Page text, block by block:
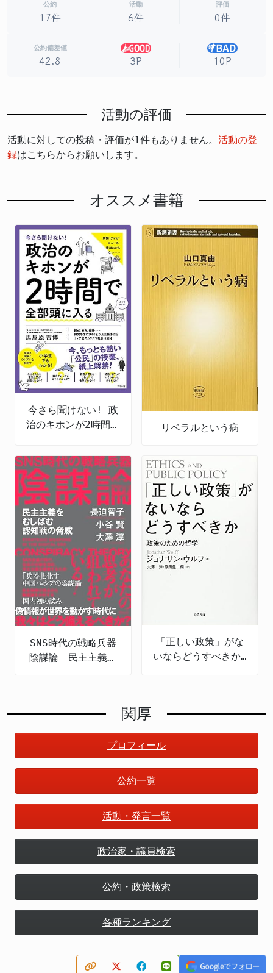
公約
17件
活動
6件
評価
0件
公約偏差値
42.8 3P 10P
活動の評価
活動に対しての投稿・評価が1件もありません。 活動の登
録はこちらからお願いします。
オススメ書籍
今さら聞けない! 政
治のキホンが2時間で
リベラルという病
SNS時代の戦略兵器
陰謀論 民主主義を
「正しい政策」がな
いならどうすべきか:
関厚
プロフィール
公約一覧
活動・発言一覧
政治家・議員検索
公約・政策検索
各種ランキング